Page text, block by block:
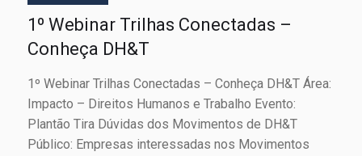
1º Webinar Trilhas Conectadas –
Conheça DH&T
1º Webinar Trilhas Conectadas – Conheça DH&T Área:
Impacto – Direitos Humanos e Trabalho Evento:
Plantão Tira Dúvidas dos Movimentos de DH&T
Público: Empresas interessadas nos Movimentos